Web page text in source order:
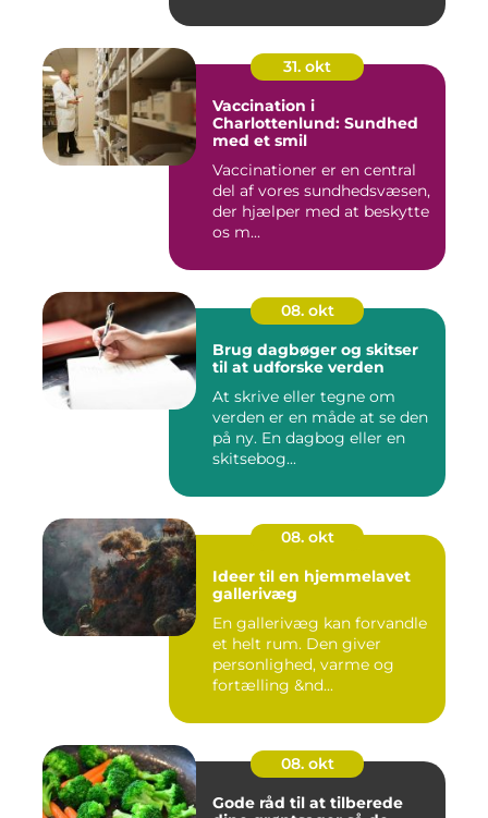
31. okt
Vaccination i
Charlottenlund: Sundhed
med et smil
Vaccinationer er en central
del af vores sundhedsvæsen,
der hjælper med at beskytte
os m...
08. okt
Brug dagbøger og skitser
til at udforske verden
At skrive eller tegne om
verden er en måde at se den
på ny. En dagbog eller en
skitsebog...
08. okt
Ideer til en hjemmelavet
gallerivæg
En gallerivæg kan forvandle
et helt rum. Den giver
personlighed, varme og
fortælling &nd...
08. okt
Gode råd til at tilberede